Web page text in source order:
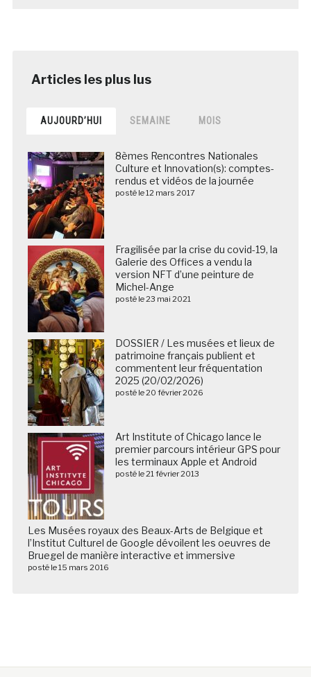
AUJOURD’HUI SEMAINE MOIS
8èmes Rencontres Nationales
Culture et Innovation(s): comptes-
rendus et vidéos de la journée
posté le 12 mars 2017
Fragilisée par la crise du covid-19, la
Galerie des Offices a vendu la
version NFT d’une peinture de
Michel-Ange
posté le 23 mai 2021
DOSSIER / Les musées et lieux de
patrimoine français publient et
commentent leur fréquentation
2025 (20/02/2026)
posté le 20 février 2026
Art Institute of Chicago lance le
premier parcours intérieur GPS pour
les terminaux Apple et Android
posté le 21 février 2013
Les Musées royaux des Beaux-Arts de Belgique et
l’Institut Culturel de Google dévoilent les oeuvres de
Bruegel de manière interactive et immersive
posté le 15 mars 2016